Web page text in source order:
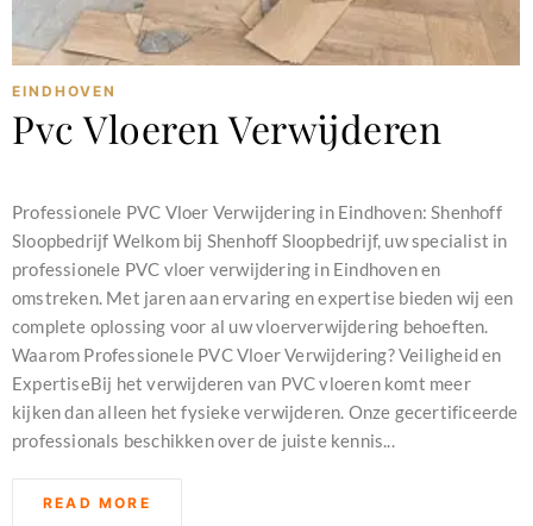
EINDHOVEN
Pvc Vloeren Verwijderen
Professionele PVC Vloer Verwijdering in Eindhoven: Shenhoff
Sloopbedrijf Welkom bij Shenhoff Sloopbedrijf, uw specialist in
professionele PVC vloer verwijdering in Eindhoven en
omstreken. Met jaren aan ervaring en expertise bieden wij een
complete oplossing voor al uw vloerverwijdering behoeften.
Waarom Professionele PVC Vloer Verwijdering? Veiligheid en
ExpertiseBij het verwijderen van PVC vloeren komt meer
kijken dan alleen het fysieke verwijderen. Onze gecertificeerde
professionals beschikken over de juiste kennis...
READ MORE